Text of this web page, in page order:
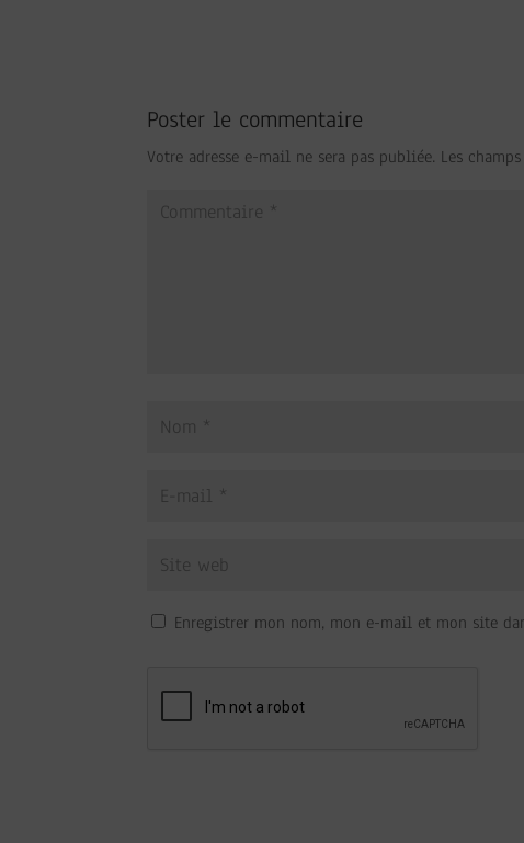
Poster le commentaire
Votre adresse e-mail ne sera pas publiée. Les
Enregistrer mon nom, mon e-mail et mon site